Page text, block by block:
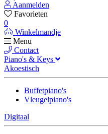
Aanmelden
Favorieten
0
Winkelmandje
Menu
Contact
Piano's & Keys
Akoestisch
Buffetpiano's
Vleugelpiano's
Digitaal